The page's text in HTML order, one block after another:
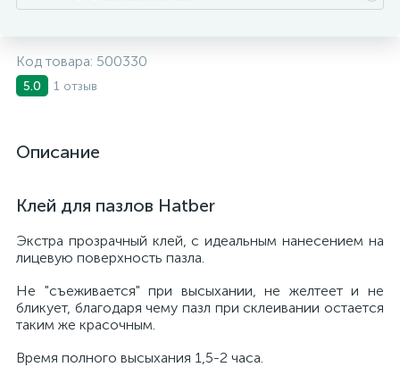
Код товара: 500330
5.0 1 отзыв
Описание
Клей для пазлов Hatber
Экстра прозрачный клей, с идеальным нанесением на
лицевую поверхность пазла.
Не "съеживается" при высыхании, не желтеет и не
бликует, благодаря чему пазл при склеивании остается
таким же красочным.
Время полного высыхания 1,5-2 часа.